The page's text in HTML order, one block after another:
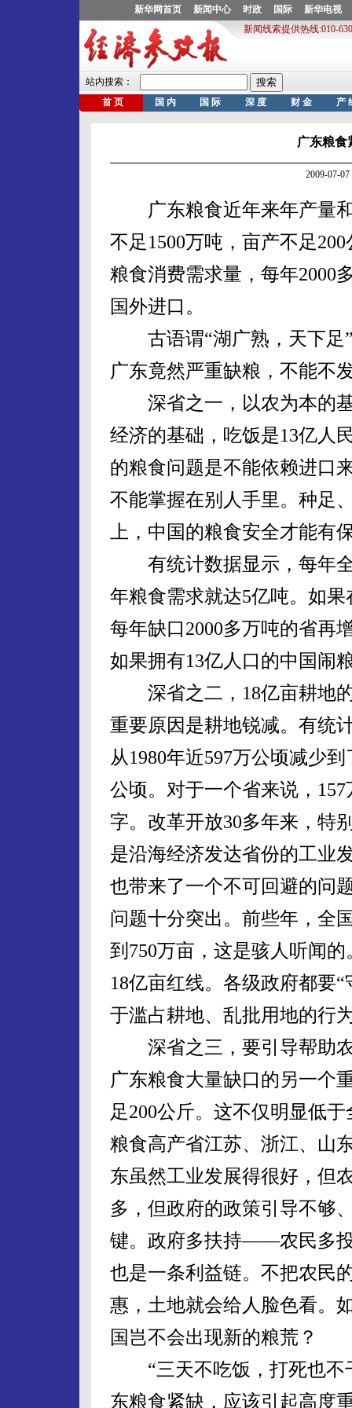
广东粮食
2009-07-
广东粮食近年来年产量和
不足1500万吨，亩产不足
粮食消费需求量，每年2000
国外进口。
古语谓“湖广熟，天下足
广东竟然严重缺粮，不能不
深省之一，以农为本的基
经济的基础，吃饭是13亿人
的粮食问题是不能依赖进口
不能掌握在别人手里。种足
上，中国的粮食安全才能有
有统计数据显示，每年全
年粮食需求就达5亿吨。如
每年缺口2000多万吨的省再
如果拥有13亿人口的中国闹
深省之二，18亿亩耕地的
重要原因是耕地锐减。有统
从1980年近597万公顷减少
公顷。对于一个省来说，
字。改革开放30多年来，特
是沿海经济发达省份的工业
也带来了一个不可回避的
问题十分突出。前些年，全
到750万亩，这是骇人听闻
18亿亩红线。各级政府都要
于滥占耕地、乱批用地的行
深省之三，要引导帮助农
广东粮食大量缺口的另一个
足200公斤。这不仅明显低
粮食高产省江苏、浙江、山
东虽然工业发展得很好，但
多，但政府的政策引导不够
键。政府多扶持——农民多
也是一条利益链。不把农民
惠，土地就会给人脸色看。
国岂不会出现新的粮荒？
“三天不吃饭，打死也不
东粮食紧缺，应该引起高度